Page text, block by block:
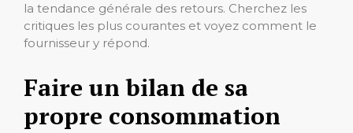
la tendance générale des retours. Cherchez les
critiques les plus courantes et voyez comment le
fournisseur y répond.
Faire un bilan de sa
propre consommation